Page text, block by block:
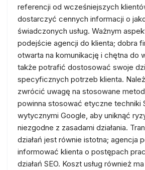
referencji od wcześniejszych
dostarczyć cennych informacji o
świadczonych usług. Ważnym
podejście agencji do klienta; dobra
otwarta na komunikację i chętna do
także potrafić dostosować swoje
specyficznych potrzeb klienta.
zwrócić uwagę na stosowane
powinna stosować etyczne techniki
wytycznymi Google, aby uniknąć
niezgodne z zasadami działania.
działań jest równie istotna; agencja
informować klienta o postępach
działań SEO. Koszt usług również